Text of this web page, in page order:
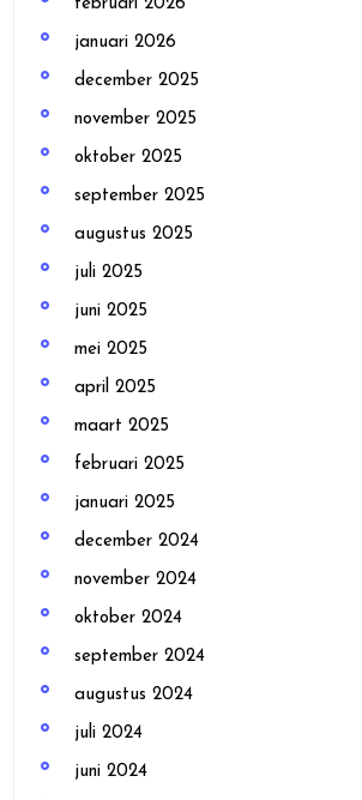
februari 2026
januari 2026
december 2025
november 2025
oktober 2025
september 2025
augustus 2025
juli 2025
juni 2025
mei 2025
april 2025
maart 2025
februari 2025
januari 2025
december 2024
november 2024
oktober 2024
september 2024
augustus 2024
juli 2024
juni 2024